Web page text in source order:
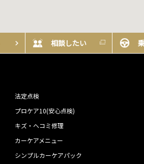
相談したい
法定点検
プロケア10(安心点検)
キズ・ヘコミ修理
カーケアメニュー
シンプルカーケアパック